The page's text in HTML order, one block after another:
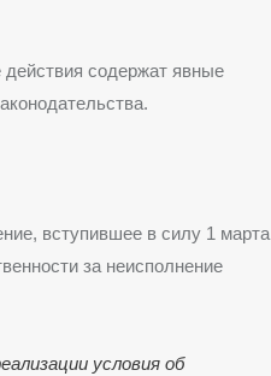
содержат явные
вступившее в силу 1 марта
за неисполнение
условия об